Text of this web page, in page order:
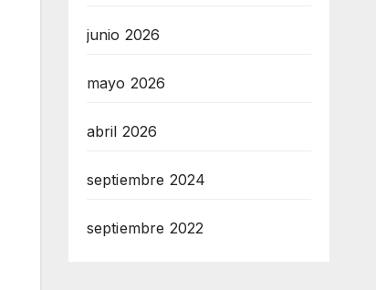
junio 2026
mayo 2026
abril 2026
septiembre 2024
septiembre 2022